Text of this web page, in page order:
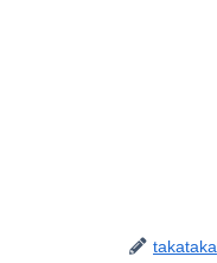
takataka